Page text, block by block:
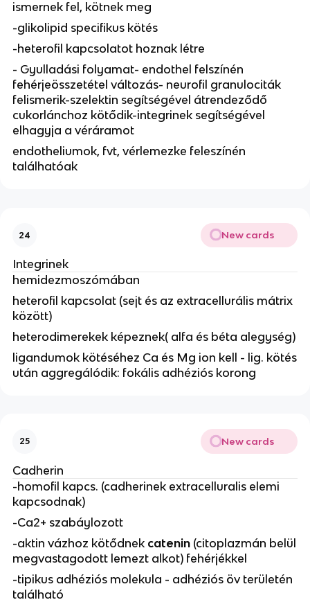
ismernek fel, kötnek meg
-glikolipid specifikus kötés
-heterofil kapcsolatot hoznak létre
- Gyulladási folyamat- endothel felszínén
fehérjeösszetétel változás- neurofil granulociták
felismerik-szelektin segítségével átrendeződő
cukorlánchoz kötődik-integrinek segítségével
elhagyja a véráramot
endotheliumok, fvt, vérlemezke feleszínén
találhatóak
24 New cards
Integrinek
hemidezmoszómában
heterofil kapcsolat (sejt és az extracellurális mátrix
között)
heterodimerekek képeznek( alfa és béta alegység)
ligandumok kötéséhez Ca és Mg ion kell - lig. kötés
után aggregálódik: fokális adhéziós korong
25 New cards
Cadherin
-homofil kapcs. (cadherinek extracelluralis elemi
kapcsodnak)
-Ca2+ szabáylozott
-aktin vázhoz kötődnek catenin (citoplazmán belül
megvastagodott lemezt alkot) fehérjékkel
-tipikus adhéziós molekula - adhéziós öv területén
található